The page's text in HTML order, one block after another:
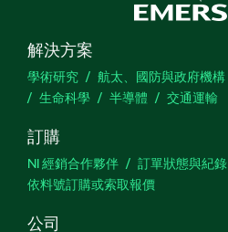
解決方案
學術研究 航太、國防與政府機構
生命科學
半導體 交通運輸
訂購
NI 經銷合作夥伴 訂單狀態與紀錄
依料號訂購或索取報價
公司